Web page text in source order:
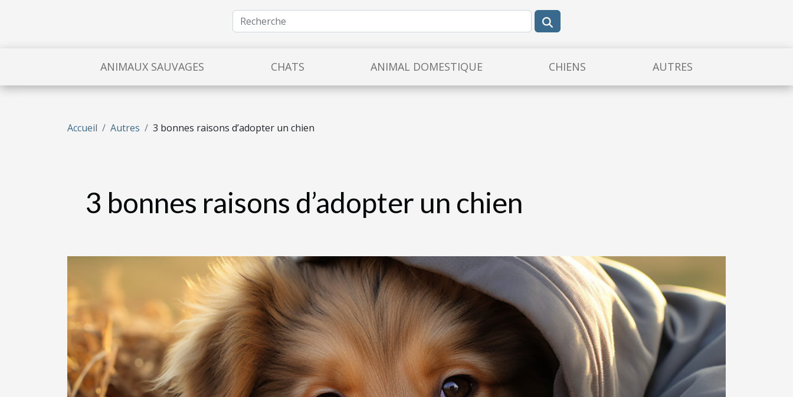
ANIMAUX SAUVAGES CHATS ANIMAL DOMESTIQUE CHIENS AUTRES
Accueil Autres 3 bonnes raisons d’adopter un chien
3 bonnes raisons d’adopter un chien